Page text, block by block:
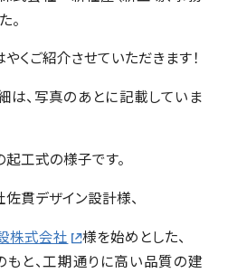
。
やくご紹介させていただきます！
、写真のあとに記載していま
工式の様子です。
貫デザイン設計様、
株式会社
様を始めとした、
もと、工期通りに高い品質の建